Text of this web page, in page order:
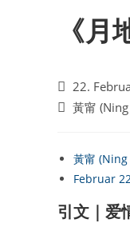
《
Beitrag
veröffentlicht:
22.
Beitrags-
黃甯
黃甯
Februar
引文｜爱